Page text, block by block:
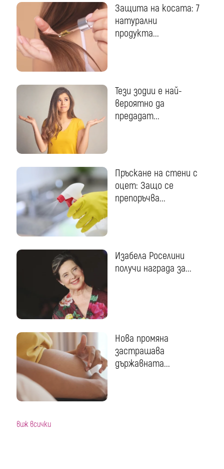
Защита на косата: 7
натурални
продукта...
Тези зодии е най-
вероятно да
предадат...
Пръскане на стени с
оцет: Защо се
препоръчва...
Изабела Роселини
получи награда за...
Нова промяна
застрашава
държавната...
виж всички